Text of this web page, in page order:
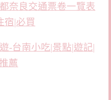
奈良交通票卷一覽表
宿|必買
-台南小吃|景點|遊記|
薦